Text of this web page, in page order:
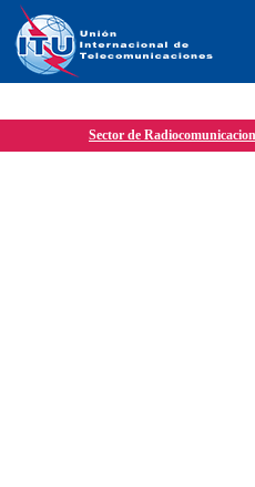
Sector de